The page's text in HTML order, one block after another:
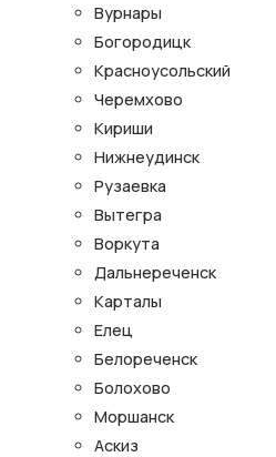
Вурнары
Богородицк
Красноусольский
Черемхово
Кириши
Нижнеудинск
Рузаевка
Вытегра
Воркута
Дальнереченск
Карталы
Елец
Белореченск
Болохово
Моршанск
Аскиз